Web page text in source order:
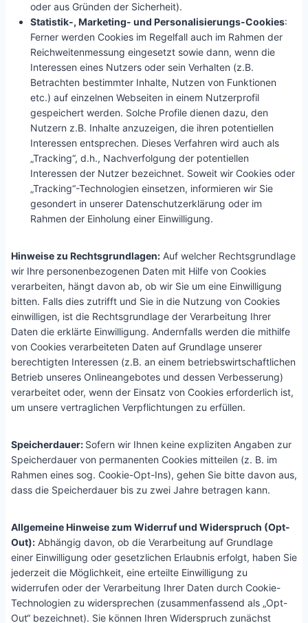
oder aus Gründen der Sicherheit).
Statistik-, Marketing- und Personalisierungs-Cookies:
Ferner werden Cookies im Regelfall auch im Rahmen der
Reichweitenmessung eingesetzt sowie dann, wenn die
Interessen eines Nutzers oder sein Verhalten (z.B.
Betrachten bestimmter Inhalte, Nutzen von Funktionen
etc.) auf einzelnen Webseiten in einem Nutzerprofil
gespeichert werden. Solche Profile dienen dazu, den
Nutzern z.B. Inhalte anzuzeigen, die ihren potentiellen
Interessen entsprechen. Dieses Verfahren wird auch als
„Tracking“, d.h., Nachverfolgung der potentiellen
Interessen der Nutzer bezeichnet. Soweit wir Cookies oder
„Tracking“-Technologien einsetzen, informieren wir Sie
gesondert in unserer Datenschutzerklärung oder im
Rahmen der Einholung einer Einwilligung.
Hinweise zu Rechtsgrundlagen: Auf welcher Rechtsgrundlage
wir Ihre personenbezogenen Daten mit Hilfe von Cookies
verarbeiten, hängt davon ab, ob wir Sie um eine Einwilligung
bitten. Falls dies zutrifft und Sie in die Nutzung von Cookies
einwilligen, ist die Rechtsgrundlage der Verarbeitung Ihrer
Daten die erklärte Einwilligung. Andernfalls werden die mithilfe
von Cookies verarbeiteten Daten auf Grundlage unserer
berechtigten Interessen (z.B. an einem betriebswirtschaftlichen
Betrieb unseres Onlineangebotes und dessen Verbesserung)
verarbeitet oder, wenn der Einsatz von Cookies erforderlich ist,
um unsere vertraglichen Verpflichtungen zu erfüllen.
Speicherdauer: Sofern wir Ihnen keine expliziten Angaben zur
Speicherdauer von permanenten Cookies mitteilen (z. B. im
Rahmen eines sog. Cookie-Opt-Ins), gehen Sie bitte davon aus,
dass die Speicherdauer bis zu zwei Jahre betragen kann.
Allgemeine Hinweise zum Widerruf und Widerspruch (Opt-
Out): Abhängig davon, ob die Verarbeitung auf Grundlage
einer Einwilligung oder gesetzlichen Erlaubnis erfolgt, haben Sie
jederzeit die Möglichkeit, eine erteilte Einwilligung zu
widerrufen oder der Verarbeitung Ihrer Daten durch Cookie-
Technologien zu widersprechen (zusammenfassend als „Opt-
Out“ bezeichnet). Sie können Ihren Widerspruch zunächst